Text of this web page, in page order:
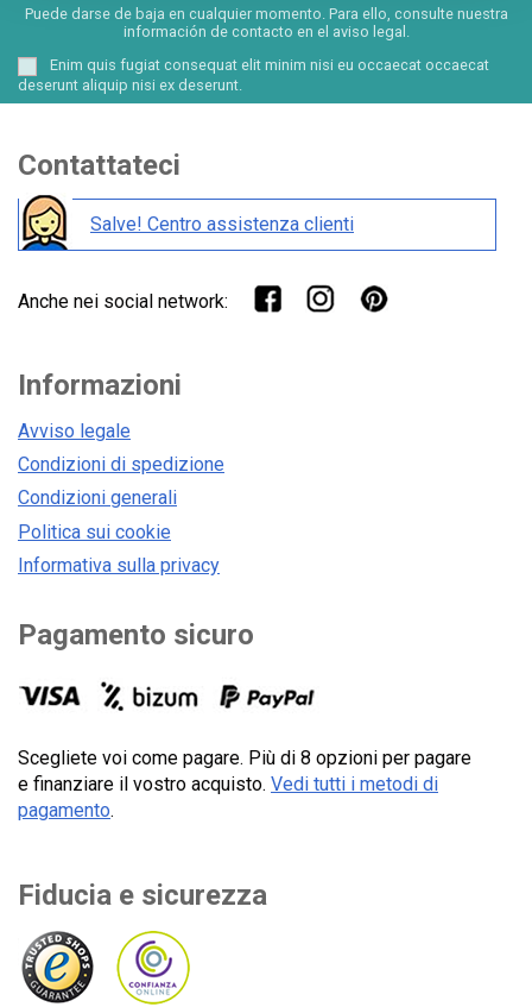
Puede darse de baja en cualquier momento. Para ello, consulte nuestra
información de contacto en el aviso legal.
Enim quis fugiat consequat elit minim nisi eu occaecat occaecat
deserunt aliquip nisi ex deserunt.
Contattateci
Salve! Centro assistenza clienti
Anche nei social network:
Informazioni
Avviso legale
Condizioni di spedizione
Condizioni generali
Politica sui cookie
Informativa sulla privacy
Pagamento sicuro
Scegliete voi come pagare. Più di 8 opzioni per pagare
e finanziare il vostro acquisto. Vedi tutti i metodi di
pagamento.
Fiducia e sicurezza